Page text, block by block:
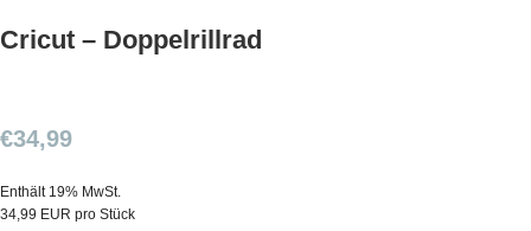
Cricut – Doppelrillrad
€34,99
Enthält 19% MwSt.
34,99 EUR pro Stück